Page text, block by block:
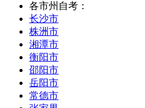
各市州自考：
长沙市
株洲市
湘潭市
衡阳市
邵阳市
岳阳市
常德市